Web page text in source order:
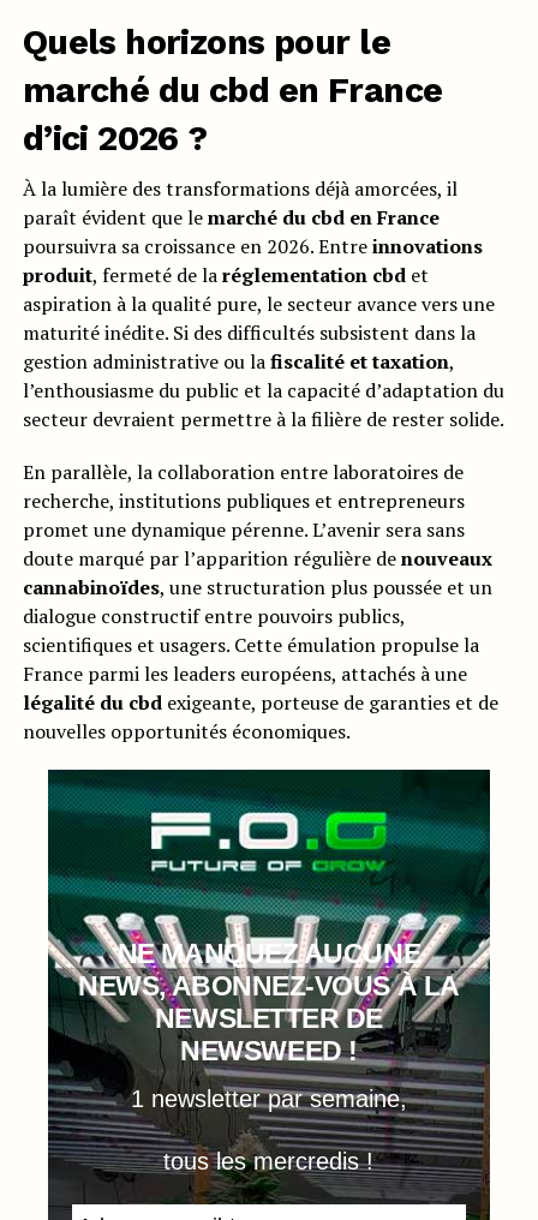
Quels horizons pour le
marché du cbd en France
d’ici 2026 ?
À la lumière des transformations déjà amorcées, il
paraît évident que lemarché du cbd en France
poursuivra sa croissance en 2026. Entreinnovations
produit, fermeté de laréglementation cbdet
aspiration à la qualité pure, le secteur avance vers une
maturité inédite. Si des difficultés subsistent dans la
gestion administrative ou lafiscalité et taxation,
l’enthousiasme du public et la capacité d’adaptation du
secteur devraient permettre à la filière de rester solide.
En parallèle, la collaboration entre laboratoires de
recherche, institutions publiques et entrepreneurs
promet une dynamique pérenne. L’avenir sera sans
doute marqué par l’apparition régulière denouveaux
cannabinoïdes, une structuration plus poussée et un
dialogue constructif entre pouvoirs publics,
scientifiques et usagers. Cette émulation propulse la
France parmi les leaders européens, attachés à une
légalité du cbdexigeante, porteuse de garanties et de
nouvelles opportunités économiques.
NE MANQUEZ AUCUNE
NEWS, ABONNEZ-VOUS À LA
NEWSLETTER DE
NEWSWEED !
1 newsletter par semaine,
tous les mercredis !